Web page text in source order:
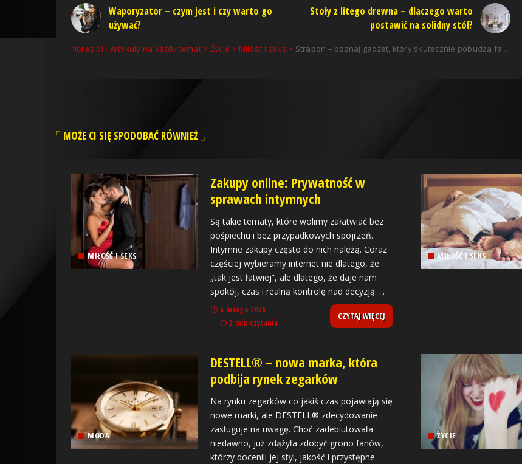
Waporyzator – czym jest i czy warto go
używać?
Stoły z litego drewna – dlaczego warto
postawić na solidny stół?
Nores.pl - Artykuły na każdy temat > Życie > Miłość i seks > Strapon – poznaj gadżet, który skutecznie pobudza fantazje
MOŻE CI SIĘ SPODOBAĆ RÓWNIEŻ
MIŁOŚĆ I SEKS
Zakupy online: Prywatność w
sprawach intymnych
Są takie tematy, które wolimy załatwiać bez
pośpiechu i bez przypadkowych spojrzeń.
Intymne zakupy często do nich należą. Coraz
częściej wybieramy internet nie dlatego, że
„tak jest łatwiej”, ale dlatego, że daje nam
spokój, czas i realną kontrolę nad decyzją. ...
6 lutego 2026
5 min czytania
CZYTAJ WIĘCEJ
MIŁOŚĆ I SEKS
MODA
DESTELL® – nowa marka, która
podbija rynek zegarków
Na rynku zegarków co jakiś czas pojawiają się
nowe marki, ale DESTELL® zdecydowanie
zasługuje na uwagę. Choć zadebiutowała
niedawno, już zdążyła zdobyć grono fanów,
którzy docenili jej styl, jakość i przystępne
ŻYCIE